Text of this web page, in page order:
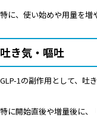
特に、使い始めや用量を増
吐き気・嘔吐
GLP-1の副作用として、吐
特に開始直後や増量後に、